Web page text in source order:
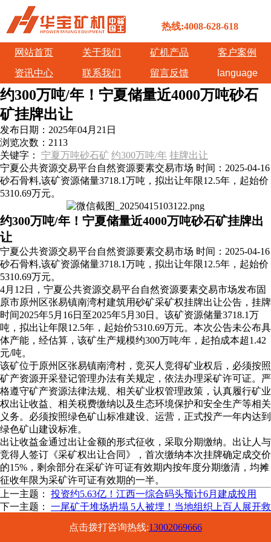
热线:4008-628-618
网站首页 关于我们 矿机产品
客户案例
资讯中心
联系我们 留言反馈 language
约300万吨/年！宁夏储量近4000万吨砂石
矿挂牌出让
发布日期： 2025年04月21日
浏览次数： 2113
关键字： 宁夏万吨砂石矿 约300万吨/年 挂牌出让
宁夏公共资源交易平台自然资源要素交易市场 时间：2025-04-16
砂石骨料,该矿资源储量3718.1万吨，拟出让年限12.5年，起始价
5310.69万元。
约300万吨/年！宁夏储量近4000万吨砂石矿挂牌出
让
宁夏公共资源交易平台自然资源要素交易市场 时间：2025-04-16
砂石骨料,该矿资源储量3718.1万吨，拟出让年限12.5年，起始价
5310.69万元。
4月12日，宁夏公共资源交易平台自然资源要素交易市场发布固
原市原州区张易镇南湾村建筑用砂矿采矿权挂牌出让公告，挂牌
时间2025年5月16日至2025年5月30日。该矿资源储量3718.1万
吨，拟出让年限12.5年，起始价5310.69万元。本次公告未公布具
体产能，经估算，该矿生产规模约300万吨/年，起拍成本超1.42
元/吨。
该矿位于原州区张易镇南湾村，竞买人竞得矿业权后，必须按照
矿产资源开采登记管理办法有关规定，依法办理采矿许可证。严
格遵守矿产资源法律法规、相关矿业权管理政策，认真履行矿业
权出让收益、相关税费缴纳以及生态环境保护和安全生产等相关
义务。必须按照绿色矿山标准建设、运营，正式投产一年内达到
绿色矿山建设标准。
出让收益金通过出让金额的形式征收，采取分期缴纳。出让人与
竞得人签订《采矿权出让合同》，首次缴纳本次挂牌确定成交价
的15%，剩余部分在采矿许可证有效期内按年度分期缴清，均摊
征收年限为采矿许可证有效期的一半。
上一主题： 投资约5.63亿！江西一综合码头预计6月建成投用
下一主题： 一尾矿干堆场坍塌 5人被埋！当地组织上百人展开救
点击拨打咨询热线:13002069666